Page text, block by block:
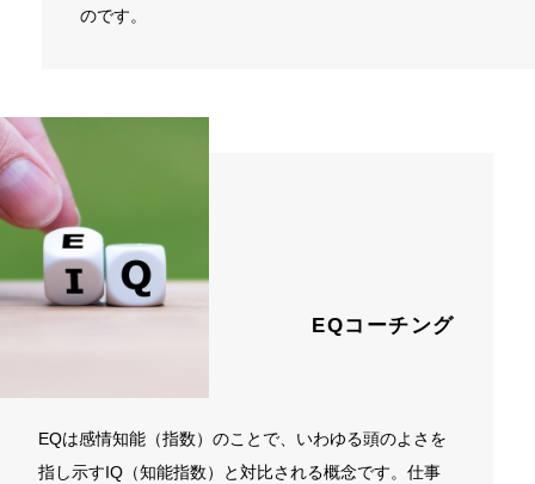
のです。
EQコーチング
EQは感情知能（指数）のことで、いわゆる頭のよさを
指し示すIQ（知能指数）と対比される概念です。仕事